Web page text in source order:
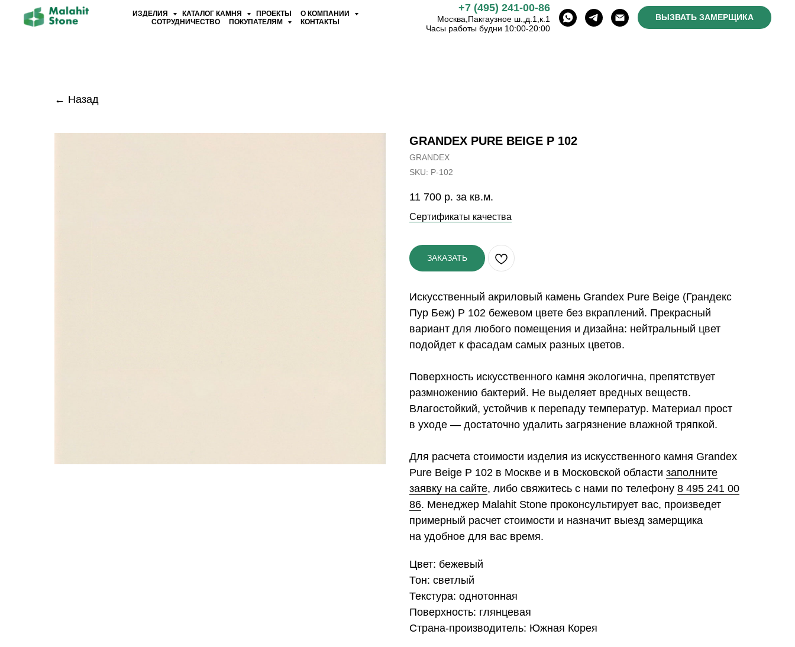
ИЗДЕЛИЯ КАТАЛОГ КАМНЯ ПРОЕКТЫ
О КОМПАНИИ
СОТРУДНИЧЕСТВО
ПОКУПАТЕЛЯМ КОНТАКТЫ
+7 (495) 241-00-86
Москва,Пакгаузное ш.,д.1,к.1
Часы работы будни 10:00-20:00
ВЫЗВАТЬ ЗАМЕРЩИКА
← Назад
GRANDEX PURE BEIGE P 102
GRANDEX
SKU: P-102
11 700 р. за кв.м.
Сертификаты качества
ЗАКАЗАТЬ
Искусственный акриловый камень Grandex Pure Beige (Грандекс
Пур Беж) P 102 бежевом цвете без вкраплений. Прекрасный
вариант для любого помещения и дизайна: нейтральный цвет
подойдет к фасадам самых разных цветов.
Поверхность искусственного камня экологична, препятствует
размножению бактерий. Не выделяет вредных веществ.
Влагостойкий, устойчив к перепаду температур. Материал прост
в уходе — достаточно удалить загрязнение влажной тряпкой.
Для расчета стоимости изделия из искусственного камня Grandex
Pure Beige P 102 в Москве и в Московской области заполните
заявку на сайте, либо свяжитесь с нами по телефону 8 495 241 00
86. Менеджер Malahit Stone проконсультирует вас, произведет
примерный расчет стоимости и назначит выезд замерщика
на удобное для вас время.
Цвет: бежевый
Тон: светлый
Текстура: однотонная
Поверхность: глянцевая
Страна-производитель: Южная Корея